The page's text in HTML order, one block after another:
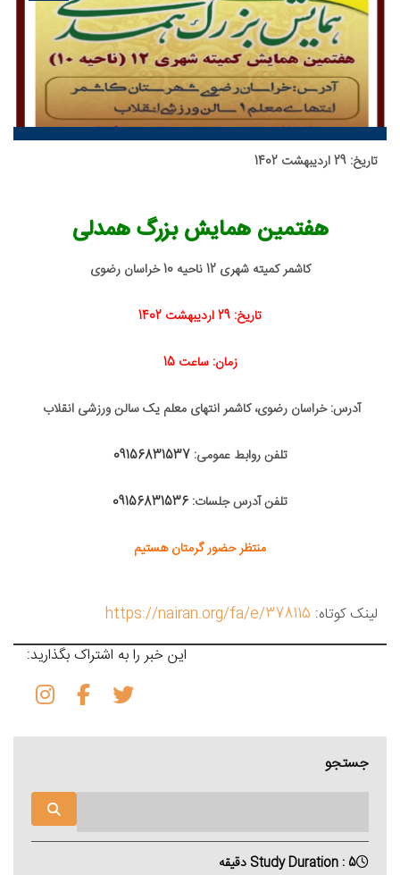
تاریخ: 29 اردیبهشت 1402
هفتمین همایش بزرگ همدلی
کاشمر کمیته شهری 12 ناحیه 10 خراسان رضوی
تاریخ: 29 اردیبهشت 1402
زمان: ساعت 15
آدرس: خراسان رضوی، کاشمر انتهای معلم یک سالن ورزشی انقلاب
تلفن روابط عمومی:09156831537
تلفن آدرس جلسات: 09156831536
منتظر حضور گرمتان هستیم
لینک کوتاه: https://nairan.org/fa/e/378115
این خبر را به اشتراک بگذارید:
جستجو
Study Duration : 5 دقیقه